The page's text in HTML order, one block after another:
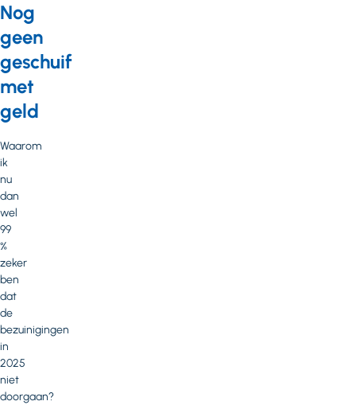
Nog
geen
geschuif
met
geld
Waarom
ik
nu
dan
wel
99
%
zeker
ben
dat
de
bezuinigingen
in
2025
niet
doorgaan?